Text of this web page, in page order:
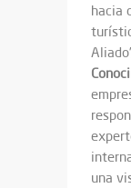
hacia
una